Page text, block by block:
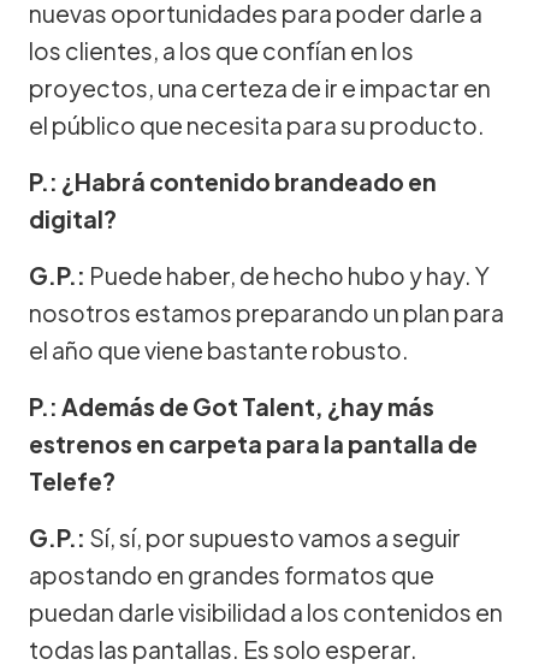
nuevas oportunidades para poder darle a
los clientes, a los que confían en los
proyectos, una certeza de ir e impactar en
el público que necesita para su producto.
P.: ¿Habrá contenido brandeado en
digital?
G.P.: Puede haber, de hecho hubo y hay. Y
nosotros estamos preparando un plan para
el año que viene bastante robusto.
P.: Además de Got Talent, ¿hay más
estrenos en carpeta para la pantalla de
Telefe?
G.P.: Sí, sí, por supuesto vamos a seguir
apostando en grandes formatos que
puedan darle visibilidad a los contenidos en
todas las pantallas. Es solo esperar.